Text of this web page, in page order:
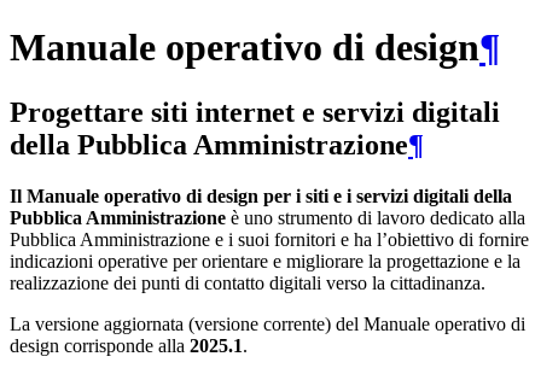
Manuale operativo di design¶
Progettare siti internet e servizi digitali
della Pubblica Amministrazione¶
Il Manuale operativo di design per i siti e i servizi digitali della
Pubblica Amministrazione è uno strumento di lavoro dedicato alla
Pubblica Amministrazione e i suoi fornitori e ha l’obiettivo di fornire
indicazioni operative per orientare e migliorare la progettazione e la
realizzazione dei punti di contatto digitali verso la cittadinanza.
La versione aggiornata (versione corrente) del Manuale operativo di
design corrisponde alla 2025.1.